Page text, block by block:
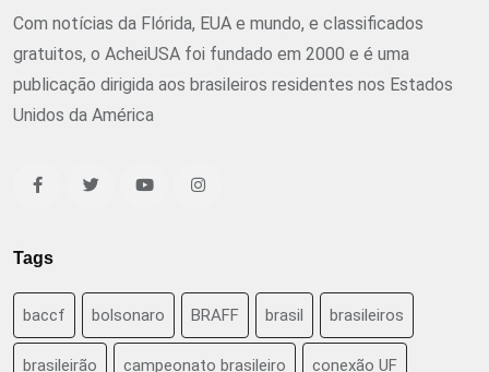
Com notícias da Flórida, EUA e mundo, e classificados
gratuitos, o AcheiUSA foi fundado em 2000 e é uma
publicação dirigida aos brasileiros residentes nos Estados
Unidos da América
Tags
baccf bolsonaro BRAFF brasil brasileiros
brasileirão campeonato brasileiro conexão UF